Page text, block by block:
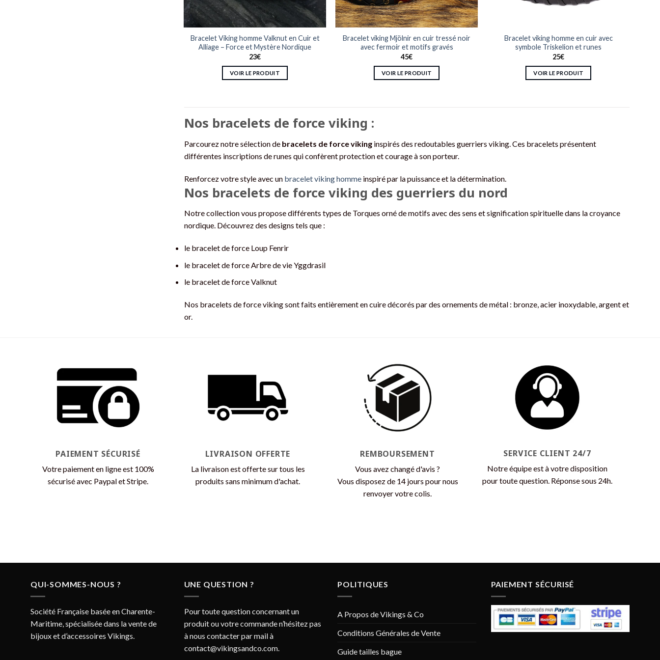
du
produit
page
du
produit
Bracelet Viking homme Valknut en Cuir et
Alliage – Force et Mystère Nordique
23€
VOIR LE PRODUIT
a
plusieurs
variations.
Les
options
choisies
sur
Bracelet viking Mjölnir en cuir tressé noir
avec fermoir et motifs gravés
45€
VOIR LE PRODUIT
a
Les
options
être
sur
Bracelet viking homme en cuir avec
symbole Triskelion et runes
25€
VOIR LE PRODUIT
a
Les
la
Nos bracelets de force viking :
Parcourez notre sélection de bracelets de force vikinginspirés des redoutables guerriers viking. Ces bracelets présentent
différentes inscriptions de runes qui confèrent protection et courage à son porteur.
Renforcez votre style avec un bracelet viking hommeinspiré par la puissance et la détermination.
Nos bracelets de force viking des guerriers du nord
Notre collection vous propose différents types de Torques orné de motifs avec des sens et signification spirituelle dans la croyance
nordique. Découvrez des designs tels que :
le bracelet de force Loup Fenrir
le bracelet de force Arbre de vie Yggdrasil
le bracelet de force Valknut
Nos bracelets de force viking sont faits entièrement en cuire décorés par des ornements de métal : bronze, acier inoxydable, argent et
or.
PAIEMENT SÉCURISÉ
Votre paiement en ligne est 100%
sécurisé avec Paypal et Stripe.
LIVRAISON OFFERTE
La livraison est offerte sur tous les
produits sans minimum d'achat.
REMBOURSEMENT
Vous avez changé d'avis ?
Vous disposez de 14 jours pour nous
renvoyer votre colis.
SERVICE CLIENT 24/7
Notre équipe est à votre disposition
pour toute question. Réponse sous 24h.
QUI-SOMMES-NOUS ?
Société Française basée en Charente-
Maritime, spécialisée dans la vente de
bijoux et d’accessoires Vikings.
UNE QUESTION ?
Pour toute question concernant un
produit ou votre commande n’hésitez pas
à nous contacter par mail à
contact@vikingsandco.com.
POLITIQUES
A Propos de Vikings & Co
Conditions Générales de Vente
Guide tailles bague
PAIEMENT SÉCURISÉ